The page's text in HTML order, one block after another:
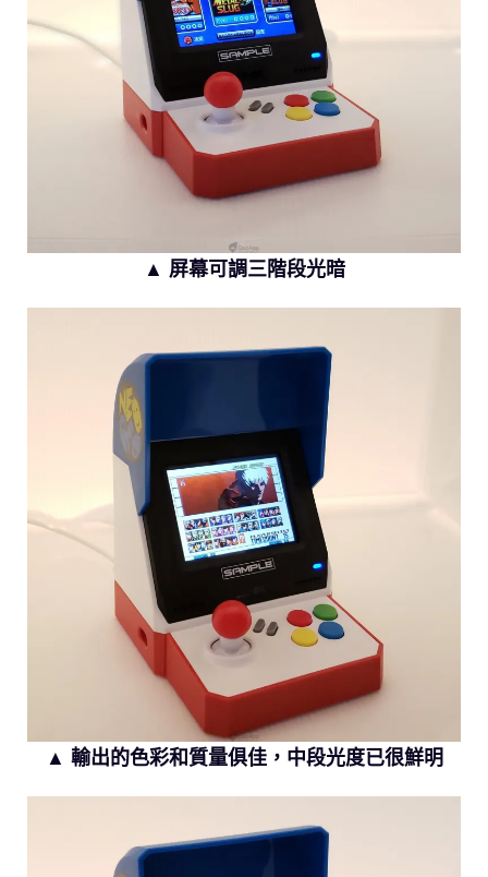
▲ 屏幕可調三階段光暗
▲ 輸出的色彩和質量俱佳，中段光度已很鮮明